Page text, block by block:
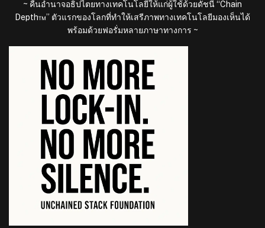
~ คืนอำนาจอธิปไตยทางเทคโนโลยีให้แก่ผู้ใช้ด้วยดัชนี “Chain
Depth™” ตัวแรกของโลกที่ทำให้เสรีภาพทางเทคโนโลยีมองเห็นได้
พร้อมด้วยฟอรั่มหลายภาษาทางการ ~